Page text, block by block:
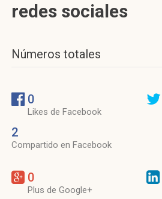
redes sociales
Números totales
0
Likes de Facebook
2
Compartido en Facebook
0
Plus de Google+